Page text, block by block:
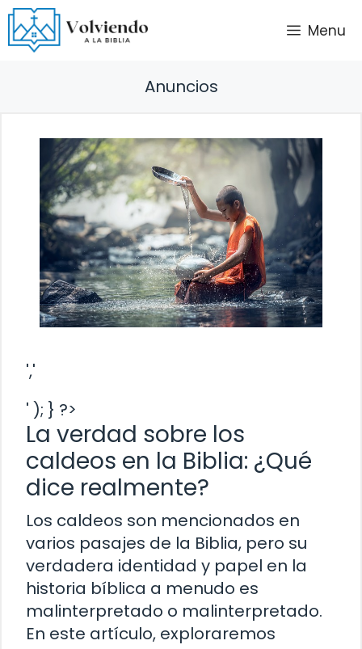
Saltar
al
contenido
Menu
Anuncios
','
' ); } ?>
La verdad sobre los
caldeos en la Biblia: ¿Qué
dice realmente?
Los caldeos son mencionados en
varios pasajes de la Biblia, pero su
verdadera identidad y papel en la
historia bíblica a menudo es
malinterpretado o malinterpretado.
En este artículo, exploraremos